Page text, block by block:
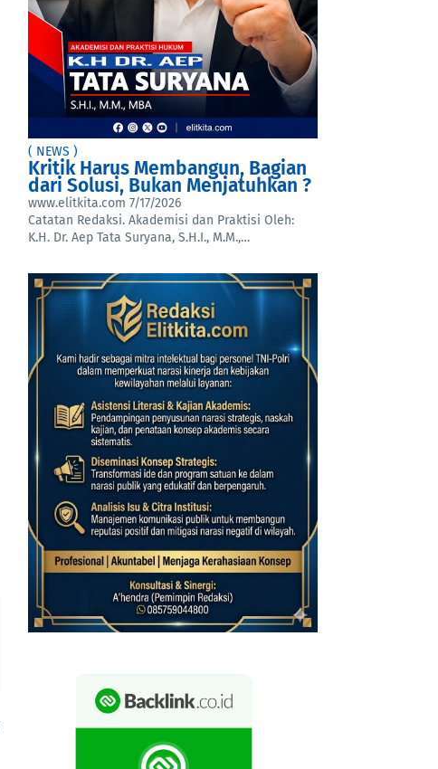
( NEWS )
Kritik Harus Membangun, Bagian
dari Solusi, Bukan Menjatuhkan ?
www.elitkita.com 7/17/2026
Catatan Redaksi. Akademisi dan Praktisi Oleh:
K.H. Dr. Aep Tata Suryana, S.H.I., M.M.,…